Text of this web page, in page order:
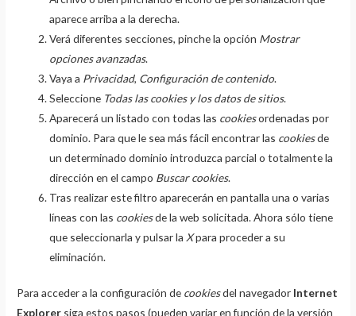
aparece arriba a la derecha.
Verá diferentes secciones, pinche la opción Mostrar
opciones avanzadas.
Vaya a Privacidad, Configuración de contenido.
Seleccione Todas lascookiesy los datos de sitios.
Aparecerá un listado con todas las cookiesordenadas por
dominio. Para que le sea más fácil encontrar las cookiesde
un determinado dominio introduzca parcial o totalmente la
dirección en el campo Buscar cookies.
Tras realizar este filtro aparecerán en pantalla una o varias
líneas con las cookiesde la web solicitada. Ahora sólo tiene
que seleccionarla y pulsar la Xpara proceder a su
eliminación.
Para acceder a la configuración de cookiesdel navegador Internet
Explorer siga estos pasos (pueden variar en función de la versión